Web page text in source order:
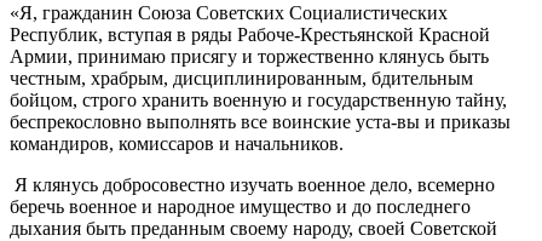
«Я, гражданин Союза Советских Социалистических
Республик, вступая в ряды Рабоче-Крестьянской Красной
Армии, принимаю присягу и торжественно клянусь быть
честным, храбрым, дисциплинированным, бдительным
бойцом, строго хранить военную и государственную тайну,
беспрекословно выполнять все воинские уста-вы и приказы
командиров, комиссаров и начальников.
Я клянусь добросовестно изучать военное дело, всемерно
беречь военное и народное имущество и до последнего
дыхания быть преданным своему народу, своей Советской